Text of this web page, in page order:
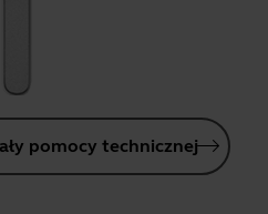
pomocy technicznej